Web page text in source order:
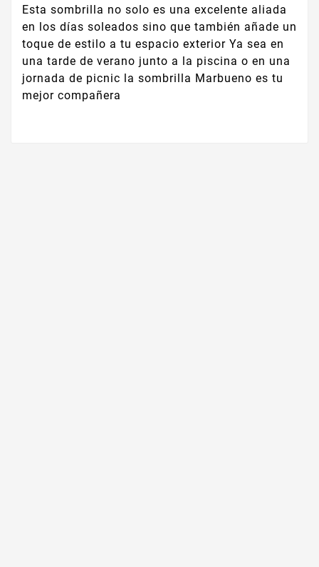
Esta sombrilla no solo es una excelente aliada
en los días soleados sino que también añade un
toque de estilo a tu espacio exterior Ya sea en
una tarde de verano junto a la piscina o en una
jornada de picnic la sombrilla Marbueno es tu
mejor compañera